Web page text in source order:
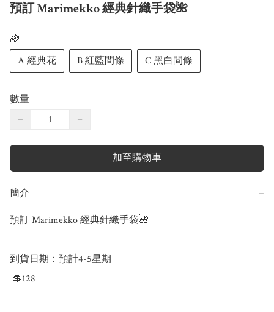
預訂 Marimekko 經典針織手袋🌺
🌈
A 經典花
B 紅藍間條 C 黑白間條
數量
−
+
加至購物車
簡介 −
預訂 Marimekko 經典針織手袋🌺
到貨日期：預計4-5星期